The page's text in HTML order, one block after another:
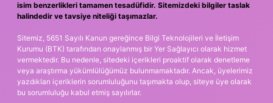
isim benzerlikleri tamamen tesadüfidir. Sitemizdeki bilgiler taslak
halindedir ve tavsiye niteliği taşımazlar.
Sitemiz, 5651 Sayılı Kanun gereğince Bilgi Teknolojileri ve İletişim
Kurumu (BTK) tarafından onaylanmış bir Yer Sağlayıcı olarak hizmet
vermektedir. Bu nedenle, sitedeki içerikleri proaktif olarak denetleme
veya araştırma yükümlülüğümüz bulunmamaktadır. Ancak, üyelerimiz
yazdıkları içeriklerin sorumluluğunu taşımakta olup, siteye üye olarak
bu sorumluluğu kabul etmiş sayılırlar.